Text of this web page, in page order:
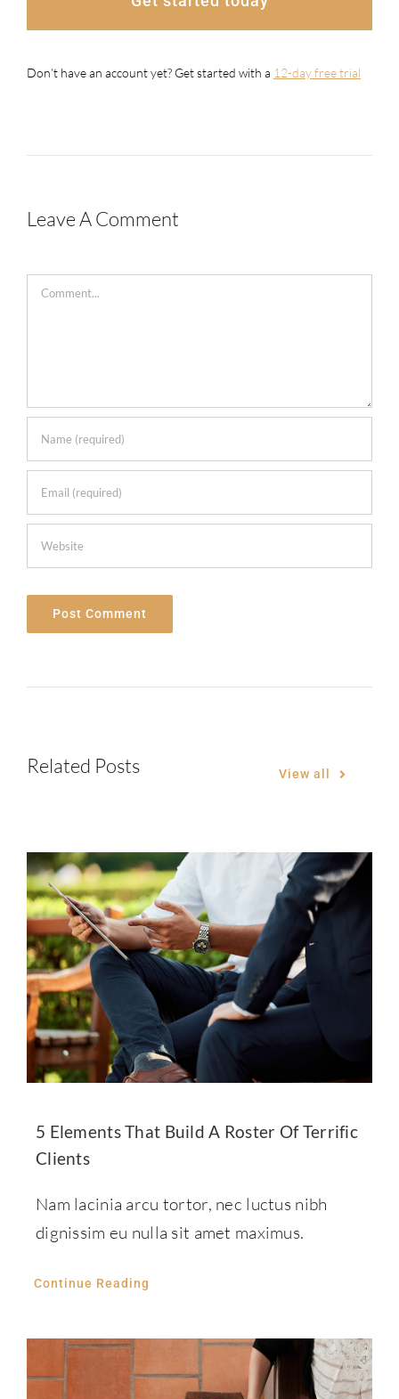
Don’t have an account yet? Get started with a 12-day free trial
Leave A Comment
Comment
Related Posts View all
5 Elements That Build A Roster Of Terrific
Clients
Nam lacinia arcu tortor, nec luctus nibh
dignissim eu nulla sit amet maximus.
Continue Reading